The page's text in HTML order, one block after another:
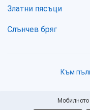
Златни пясъци
Слънчев бряг
Към